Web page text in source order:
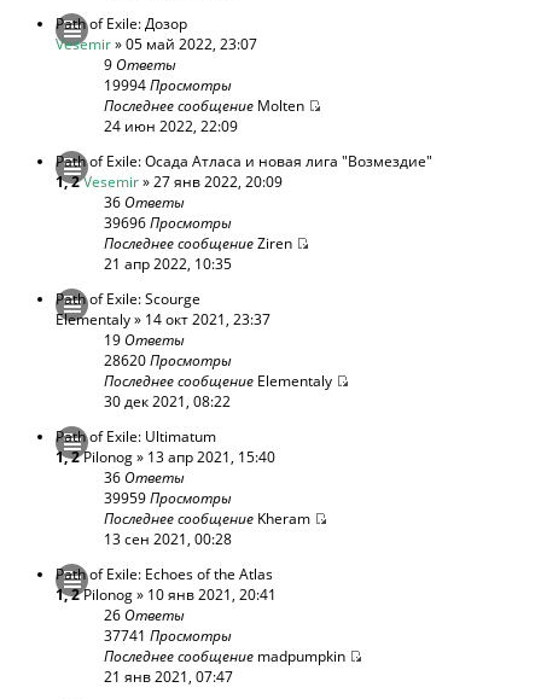
Path of Exile: Дозор
Vesemir» 05 май 2022, 23:07
9Ответы
19994Просмотры
Последнее сообщение Molten
24 июн 2022, 22:09
Path of Exile: Осада Атласа и новая лига "Возмездие"
1,2Vesemir» 27 янв 2022, 20:09
36Ответы
39696Просмотры
Последнее сообщениеZiren
21 апр 2022, 10:35
Path of Exile: Scourge
Elementaly» 14 окт 2021, 23:37
19Ответы
28620Просмотры
Последнее сообщение Elementaly
30 дек 2021, 08:22
Path of Exile: Ultimatum
1,2Pilonog» 13 апр 2021, 15:40
36Ответы
39959Просмотры
Последнее сообщение Kheram
13 сен 2021, 00:28
Path of Exile: Echoes of the Atlas
1,2Pilonog» 10 янв 2021, 20:41
26Ответы
37741 Просмотры
Последнее сообщение madpumpkin
21 янв 2021, 07:47